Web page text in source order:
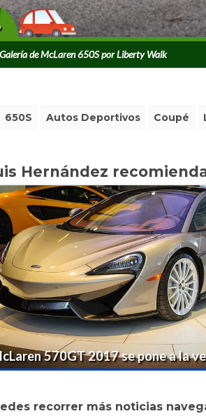
Galería de McLaren 650S por Liberty Walk
650S Autos Deportivos Coupé
Hernández
570GT 2017 se pone a la
recorrer más noticias